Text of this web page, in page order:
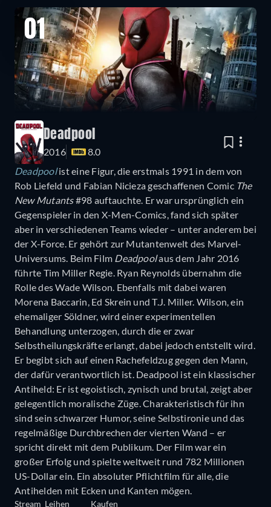
01
Deadpool
2016
8.0
Deadpoolist eine Figur, die erstmals 1991 in dem von
Rob Liefeld und Fabian Nicieza geschaffenen Comic The
New Mutants#98 auftauchte. Er war ursprünglich ein
Gegenspieler in den X-Men-Comics, fand sich später
aber in verschiedenen Teams wieder – unter anderem bei
der X-Force. Er gehört zur Mutantenwelt des Marvel-
Universums. Beim Film Deadpoolaus dem Jahr 2016
führte Tim Miller Regie. Ryan Reynolds übernahm die
Rolle des Wade Wilson. Ebenfalls mit dabei waren
Morena Baccarin, Ed Skrein und T.J. Miller. Wilson, ein
ehemaliger Söldner, wird einer experimentellen
Behandlung unterzogen, durch die er zwar
Selbstheilungskräfte erlangt, dabei jedoch entstellt wird.
Er begibt sich auf einen Rachefeldzug gegen den Mann,
der dafür verantwortlich ist. Deadpool ist ein klassischer
Antiheld: Er ist egoistisch, zynisch und brutal, zeigt aber
gelegentlich moralische Züge. Charakteristisch für ihn
sind sein schwarzer Humor, seine Selbstironie und das
regelmäßige Durchbrechen der vierten Wand – er
spricht direkt mit dem Publikum. Der Film war ein
großer Erfolg und spielte weltweit rund 782 Millionen
US-Dollar ein. Ein absoluter Pflichtfilm für alle, die
Antihelden mit Ecken und Kanten mögen.
Stream Leihen Kaufen